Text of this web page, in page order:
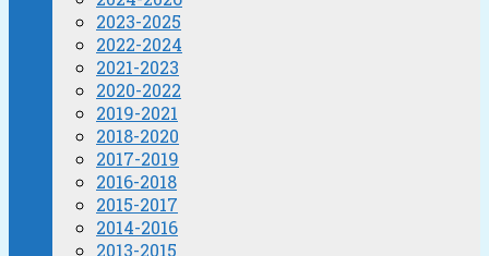
2023-2025
2022-2024
2021-2023
2020-2022
2019-2021
2018-2020
2017-2019
2016-2018
2015-2017
2014-2016
2013-2015